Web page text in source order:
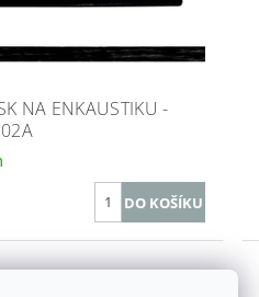
NA ENKAUSTIKU -